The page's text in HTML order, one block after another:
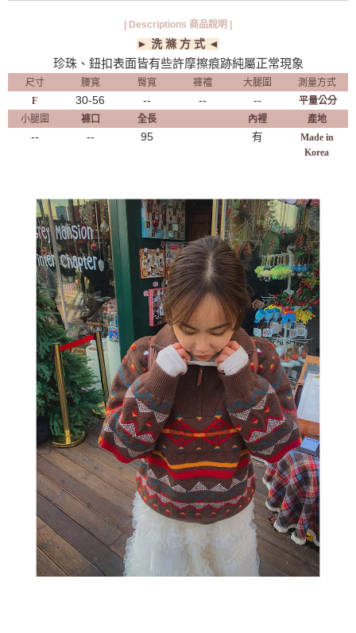
| Descriptions 商品說明 |
► 洗 滌 方 式 ◄
珍珠、鈕扣表面皆有些許摩擦痕跡純屬正常現象
尺寸 腰寬 臀寬 褲襠 大腿圍
測量方式
F
30-56 -- -- --
平量公分
小腿圍
褲口 全長 內裡 產地
-- -- 95 有
Made in
Korea